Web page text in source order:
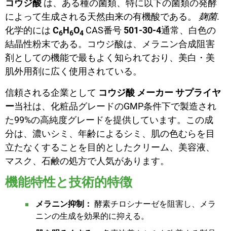
コウジ酸 は、ある種の菌類、特に以下の菌類の発酵
によって生成される天然由来の有機酸である。 麹菌.
化学的には C6H6O4 CAS番号 501-30-4通常、白色の
結晶性粉末である。コウジ酸は、メラニン合成阻害
剤としての機能で最もよく知られており、美白・美
肌外用剤に広く使用されている。
信頼される企業として コウジ酸 メーカー サプライヤ
ー当社は、化粧品グレードのGMP条件下で製造され
た99%の高純度グレードを提供しています。この成
分は、濃いシミ、年齢によるシミ、肌の色むらを目
立たなくすることを目的としたクリーム、美容液、
マスク、石鹸の処方で人気があります。
機能特性と技術的特徴
メラニン抑制： 酵素チロシナーゼを阻害し、メラ
ニンの生成を効果的に抑える。